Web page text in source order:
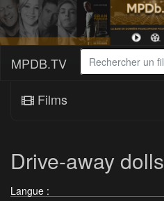
MPDB.TV
Films
Drive-away dolls
Langue :